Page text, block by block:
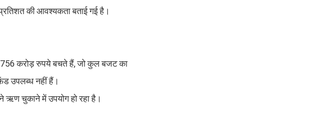
की आवश्यकता बताई गई है।
करोड़ रुपये बचते हैं, जो कुल बजट का
उपलब्ध नहीं हैं।
ऋण चुकाने में उपयोग हो रहा है।